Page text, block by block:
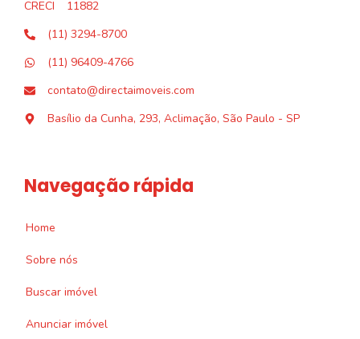
CRECI
11882
(11) 3294-8700
(11) 96409-4766
contato@directaimoveis.com
Basílio da Cunha, 293, Aclimação, São Paulo - SP
Navegação rápida
Home
Sobre nós
Buscar imóvel
Anunciar imóvel